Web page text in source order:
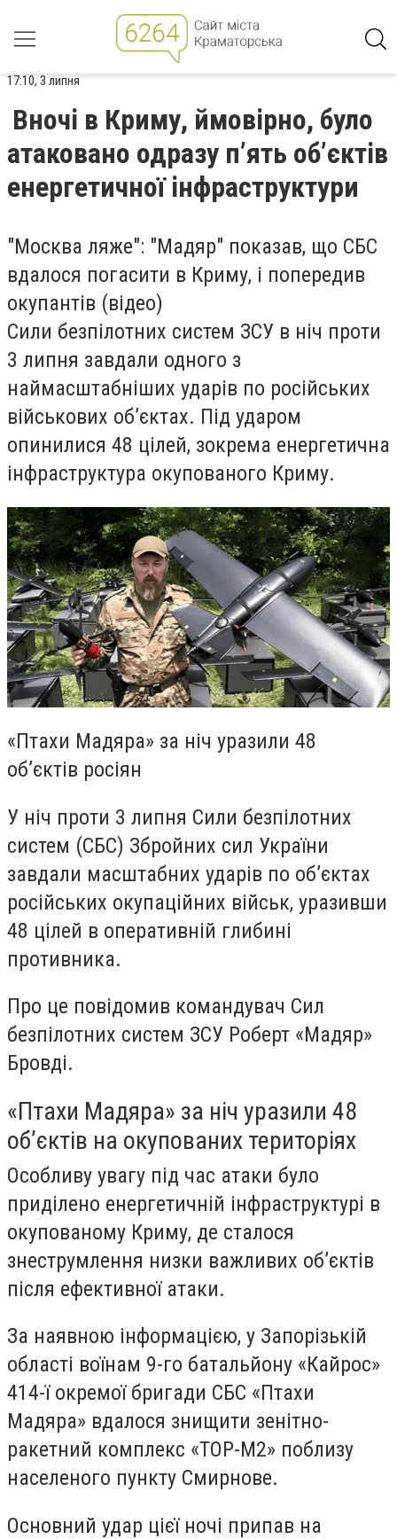
17:10, 3 липня
Вночі в Криму, ймовірно, було
атаковано одразу п’ять об’єктів
енергетичної інфраструктури
"Москва ляже": "Мадяр" показав, що СБС
вдалося погасити в Криму, і попередив
окупантів (відео)
Сили безпілотних систем ЗСУ в ніч проти
3 липня завдали одного з
наймасштабніших ударів по російських
військових об’єктах. Під ударом
опинилися 48 цілей, зокрема енергетична
інфраструктура окупованого Криму.
«Птахи Мадяра» за ніч уразили 48
об’єктів росіян
У ніч проти 3 липня Сили безпілотних
систем (СБС) Збройних сил України
завдали масштабних ударів по об’єктах
російських окупаційних військ, уразивши
48 цілей в оперативній глибині
противника.
Про це повідомив командувач Сил
безпілотних систем ЗСУ Роберт «Мадяр»
Бровді.
«Птахи Мадяра» за ніч уразили 48
об’єктів на окупованих територіях
Особливу увагу під час атаки було
приділено енергетичній інфраструктурі в
окупованому Криму, де сталося
знеструмлення низки важливих об’єктів
після ефективної атаки.
За наявною інформацією, у Запорізькій
області воїнам 9-го батальйону «Кайрос»
414-ї окремої бригади СБС «Птахи
Мадяра» вдалося знищити зенітно-
ракетний комплекс «ТОР-М2» поблизу
населеного пункту Смирнове.
Основний удар цієї ночі припав на